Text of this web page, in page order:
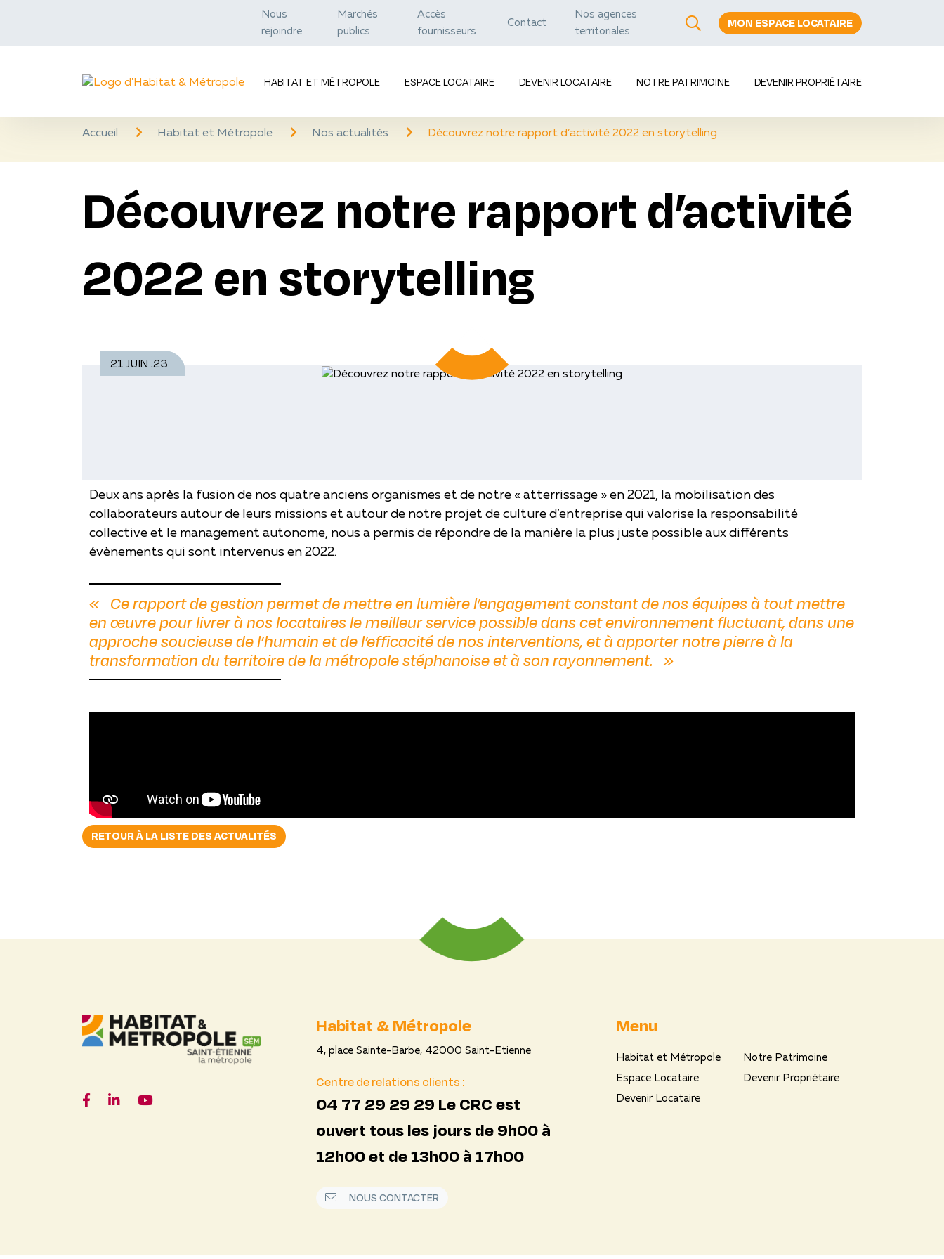
Nous
rejoindre
Marchés
publics
Accès
fournisseurs
Contact
Nos agences
territoriales
MON ESPACE LOCATAIRE
HABITAT ET MÉTROPOLE ESPACE LOCATAIRE DEVENIR LOCATAIRE NOTRE PATRIMOINE DEVENIR PROPRIÉTAIRE
Accueil Habitat et Métropole Nos actualités Découvrez notre rapport d’activité 2022 en storytelling
Découvrez notre rapport d’activité
2022 en storytelling
21 JUIN .23
Deux ans après la fusion de nos quatre anciens organismes et de notre « atterrissage » en 2021, la mobilisation des
collaborateurs autour de leurs missions et autour de notre projet de culture d’entreprise qui valorise la responsabilité
collective et le management autonome, nous a permis de répondre de la manière la plus juste possible aux différents
évènements qui sont intervenus en 2022.
Ce rapport de gestion permet de mettre en lumière l’engagement constant de nos équipes à tout mettre
en œuvre pour livrer à nos locataires le meilleur service possible dans cet environnement fluctuant, dans une
approche soucieuse de l’humain et de l’efficacité de nos interventions, et à apporter notre pierre à la
transformation du territoire de la métropole stéphanoise et à son rayonnement.
RETOUR À LA LISTE DES ACTUALITÉS
FacebookLinkedInYouTube
Habitat & Métropole
4, place Sainte-Barbe, 42000 Saint-Etienne
Centre de relations clients :
04 77 29 29 29 Le CRC est
ouvert tous les jours de 9h00 à
12h00 et de 13h00 à 17h00
NOUS CONTACTER
Menu
Habitat et Métropole
Espace Locataire
Devenir Locataire
Notre Patrimoine
Devenir Propriétaire